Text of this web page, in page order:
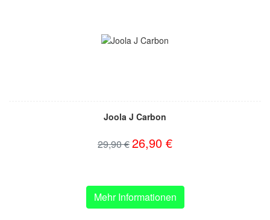
Joola J Carbon
29,90 €26,90 €
Mehr Informationen